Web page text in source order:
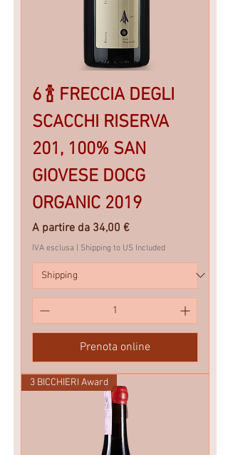
6 🍾 FRECCIA DEGLI
SCACCHI RISERVA
201, 100% SAN
GIOVESE DOCG
ORGANIC 2019
A partire da 34,00 €
Prezzo scontato
IVA esclusa Shipping to US Included
Prenota online
3 BICCHIERI Award